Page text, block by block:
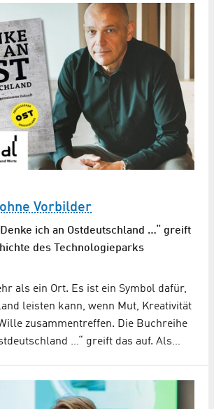
Vorbilder
ich an Ostdeutschland …“ greift
des Technologieparks
als ein Ort. Es ist ein Symbol dafür,
leisten kann, wenn Mut, Kreativität
zusammentreffen. Die Buchreihe
…“ greift das auf. Als…